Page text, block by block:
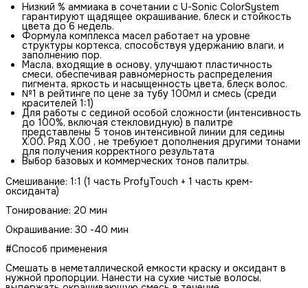
Низкий % аммиака в сочетании с U-Sonic ColorSystem
гарантируют щадящее окрашивание, блеск и стойкость
цвета до 6 недель.
Формула комплекса масел работает на уровне
структуры кортекса, способствуя удержанию влаги, и
заполнению пор.
Масла, входящие в основу, улучшают пластичность
смеси, обеспечивая равномерность распределения
пигмента, яркость и насыщенность цвета, блеск волос.
№1 в рейтинге по цене за тубу 100мл и смесь (среди
красителей 1:1)
Для работы с сединой особой сложности (интенсивность
до 100%, включая стекловидную) в палитре
представлены 5 тонов интенсивной линии для седины
Х.00. Ряд Х.00 , не требуюет дополнения другими тонами
для получения корректного результата
Выбор базовых и коммерческих тонов палитры.
Смешивание: 1:1 (1 часть ProfyTouch + 1 часть крем-
оксиданта)
Тонирование: 20 мин
Окрашивание: 30 -40 мин
#Способ применения
Смешать в неметаллической емкости краску и оксидант в
нужной пропорции. Нанести на сухие чистые волосы,